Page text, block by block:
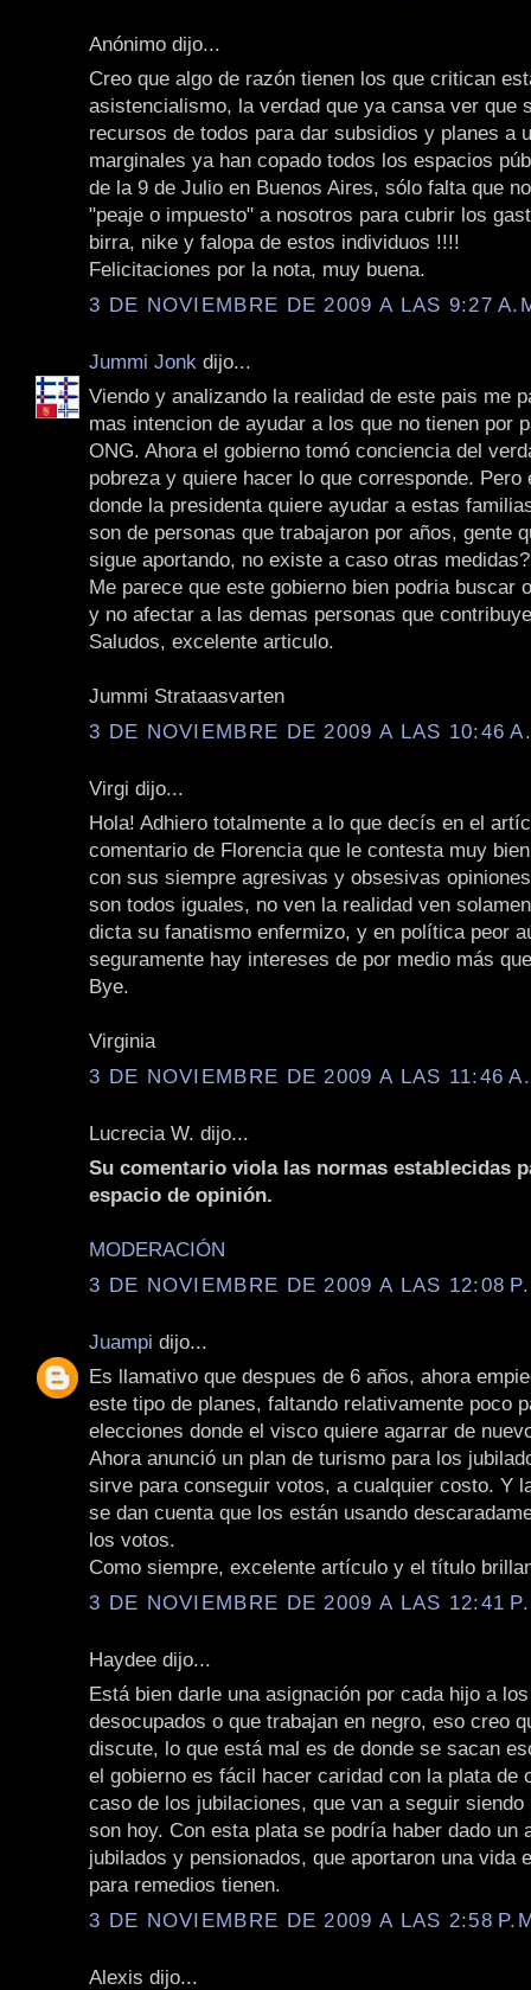
Anónimo dijo...
Creo que algo de razón tienen los que critican
asistencialismo, la verdad que ya cansa ver que
recursos de todos para dar subsidios y planes a
marginales ya han copado todos los espacios
de la 9 de Julio en Buenos Aires, sólo falta que
"peaje o impuesto" a nosotros para cubrir los
birra, nike y falopa de estos individuos !!!!
Felicitaciones por la nota, muy buena.
3 DE NOVIEMBRE DE 2009 A LAS 9:27
Jummi Jonk dijo...
Viendo y analizando la realidad de este pais me
mas intencion de ayudar a los que no tienen por
ONG. Ahora el gobierno tomó conciencia del
pobreza y quiere hacer lo que corresponde. Pero
donde la presidenta quiere ayudar a estas
son de personas que trabajaron por años, gente
sigue aportando, no existe a caso otras medidas?
Me parece que este gobierno bien podria buscar
y no afectar a las demas personas que
Saludos, excelente articulo.
Jummi Strataasvarten
3 DE NOVIEMBRE DE 2009 A LAS 10:46
Virgi dijo...
Hola! Adhiero totalmente a lo que decís en el
comentario de Florencia que le contesta muy
con sus siempre agresivas y obsesivas
son todos iguales, no ven la realidad ven
dicta su fanatismo enfermizo, y en política peor
seguramente hay intereses de por medio más
Bye.
Virginia
3 DE NOVIEMBRE DE 2009 A LAS 11:46
Lucrecia W. dijo...
Su comentario viola las normas establecidas
espacio de opinión.
MODERACIÓN
3 DE NOVIEMBRE DE 2009 A LAS 12:08
Juampi dijo...
Es llamativo que despues de 6 años, ahora
este tipo de planes, faltando relativamente poco
elecciones donde el visco quiere agarrar de
Ahora anunció un plan de turismo para los
sirve para conseguir votos, a cualquier costo. Y
se dan cuenta que los están usando
los votos.
Como siempre, excelente artículo y el título
3 DE NOVIEMBRE DE 2009 A LAS 12:41
Haydee dijo...
Está bien darle una asignación por cada hijo a
desocupados o que trabajan en negro, eso creo
discute, lo que está mal es de donde se sacan
el gobierno es fácil hacer caridad con la plata de
caso de los jubilaciones, que van a seguir siendo
son hoy. Con esta plata se podría haber dado un
jubilados y pensionados, que aportaron una vida
para remedios tienen.
3 DE NOVIEMBRE DE 2009 A LAS 2:58
Alexis dijo...